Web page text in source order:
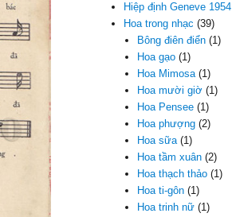
Hiệp định Geneve 1954
Hoa trong nhạc (39)
Bông điên điển(1)
Hoa gạo(1)
Hoa Mimosa(1)
Hoa mười giờ(1)
Hoa Pensee(1)
Hoa phượng(2)
Hoa sữa(1)
Hoa tầm xuân(2)
Hoa thạch thảo(1)
Hoa ti-gôn(1)
Hoa trinh nữ(1)